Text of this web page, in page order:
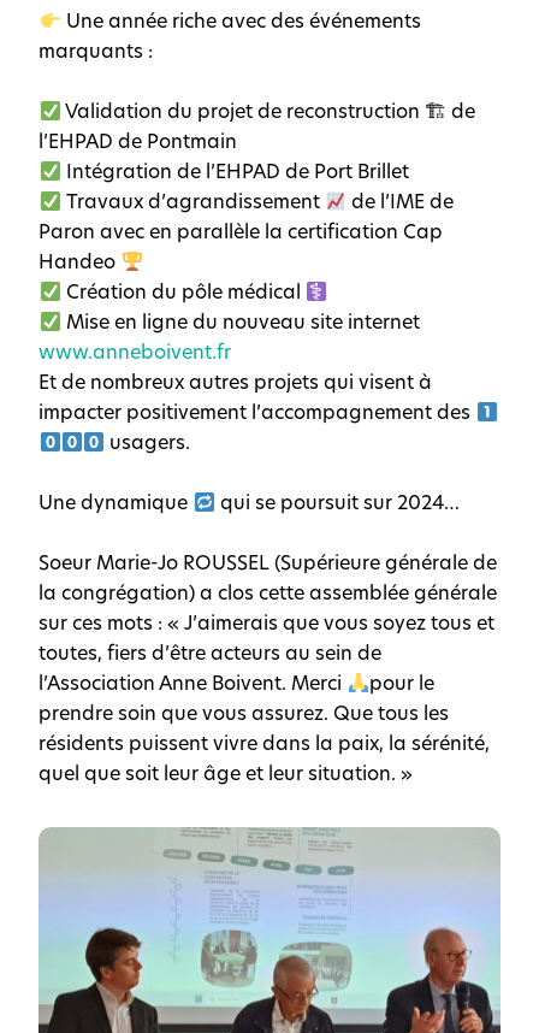
Une année riche avec des événements
marquants :
Validation du projet de reconstruction 🏗 de
l’EHPAD de Pontmain
Intégration de l’EHPAD de Port Brillet
Travaux d’agrandissement
de l’IME de
Paron avec en parallèle la certification Cap
Handeo
Création du pôle médical
Mise en ligne du nouveau site internet
www.anneboivent.fr
Et de nombreux autres projets qui visent à
impacter positivement l’accompagnement des
usagers.
Une dynamique qui se poursuit sur 2024…
Soeur Marie-Jo ROUSSEL (Supérieure générale de
la congrégation) a clos cette assemblée générale
sur ces mots : « J’aimerais que vous soyez tous et
toutes, fiers d’être acteurs au sein de
l’Association Anne Boivent. Merci
pour le
prendre soin que vous assurez. Que tous les
résidents puissent vivre dans la paix, la sérénité,
quel que soit leur âge et leur situation. »